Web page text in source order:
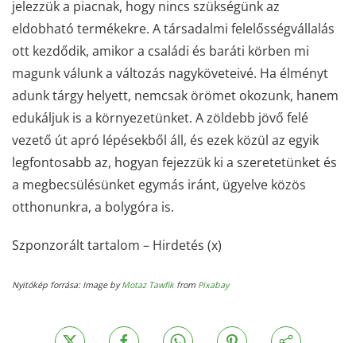
jelezzük a piacnak, hogy nincs szükségünk az
eldobható termékekre. A társadalmi felelősségvállalás
ott kezdődik, amikor a családi és baráti körben mi
magunk válunk a változás nagyköveteivé. Ha élményt
adunk tárgy helyett, nemcsak örömet okozunk, hanem
edukáljuk is a környezetünket. A zöldebb jövő felé
vezető út apró lépésekből áll, és ezek közül az egyik
legfontosabb az, hogyan fejezzük ki a szeretetünket és
a megbecsülésünket egymás iránt, ügyelve közös
otthonunkra, a bolygóra is.
Szponzorált tartalom – Hirdetés (x)
Nyitókép forrása: Image byMotaz Tawfikfrom Pixabay